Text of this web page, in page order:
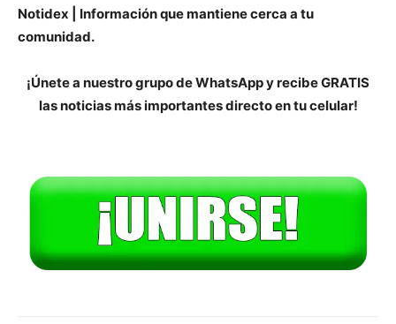
Notidex | Información que mantiene cerca a tu
comunidad.
¡Únete a nuestro grupo de WhatsApp y recibe GRATIS
las noticias más importantes directo en tu celular!